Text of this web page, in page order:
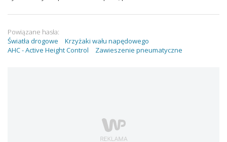
Powiązane hasła:
Światła drogowe
Krzyżaki wału napędowego
AHC - Active Height Control
Zawieszenie pneumatyczne